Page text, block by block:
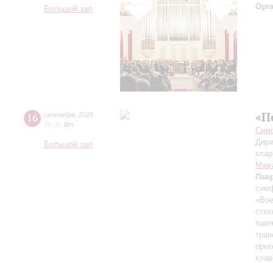
Большой зал
16 сентября 2025
19:00 Вт
Большой зал